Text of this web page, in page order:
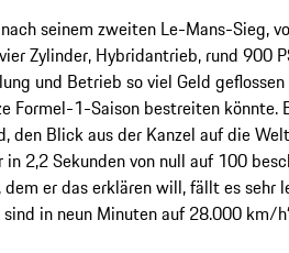
seinem zweiten Le-Mans-Sieg,
Zylinder, Hybridantrieb, rund 900
und Betrieb so viel Geld
Formel-1-Saison bestreiten könnte.
den Blick aus der Kanzel auf die
2,2 Sekunden von null auf 100
er das erklären will, fällt es sehr
sind in neun Minuten auf 28.000 km/